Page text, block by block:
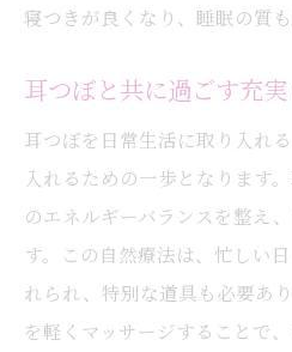
寝つきが良くなり、睡眠の質も
耳つぼと共に過ごす充
耳つぼを日常生活に取り入れ
入れるための一歩となります
のエネルギーバランスを整え
す。この自然療法は、忙しい
れられ、特別な道具も必要あ
を軽くマッサージすることで